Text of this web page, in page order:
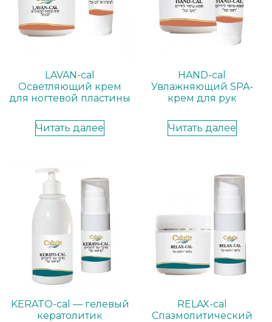
LAVAN-cal
Осветляющий крем
для ногтевой пластины
Читать далее
HAND-cal
Увлажняющий SPA-
крем для рук
Читать далее
KERATO-cal — гелевый
кератолитик
RELAX-cal
Спазмолитический